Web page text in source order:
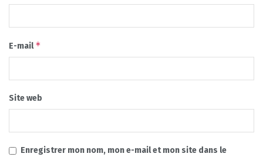
E-mail*
Site web
Enregistrer mon nom, mon e-mail et mon site dans le